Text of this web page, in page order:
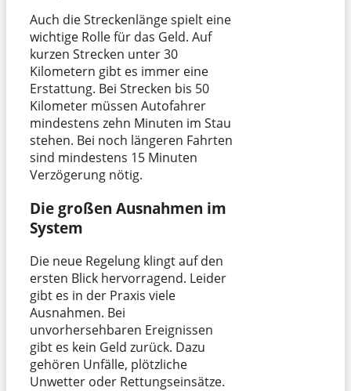
Auch die Streckenlänge spielt eine
wichtige Rolle für das Geld. Auf
kurzen Strecken unter 30
Kilometern gibt es immer eine
Erstattung. Bei Strecken bis 50
Kilometer müssen Autofahrer
mindestens zehn Minuten im Stau
stehen. Bei noch längeren Fahrten
sind mindestens 15 Minuten
Verzögerung nötig.
Die großen Ausnahmen im
System
Die neue Regelung klingt auf den
ersten Blick hervorragend. Leider
gibt es in der Praxis viele
Ausnahmen. Bei
unvorhersehbaren Ereignissen
gibt es kein Geld zurück. Dazu
gehören Unfälle, plötzliche
Unwetter oder Rettungseinsätze.